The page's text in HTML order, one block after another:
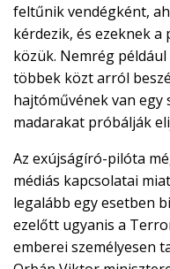
feltűnik vendégként,
kérdezik, és ezeknek
közük. Nemrég
többek közt arról
hajtóművének van egy
madarakat próbálják
Az exújságíró-pilóta
médiás kapcsolatai
legalább egy esetben
ezelőtt ugyanis a
emberei személyesen